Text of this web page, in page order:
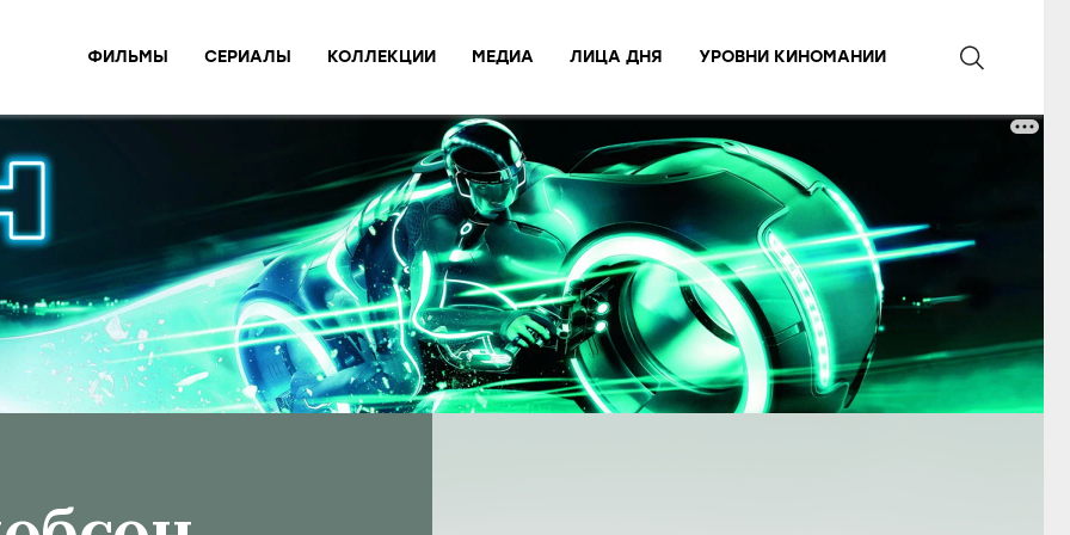
ФИЛЬМЫ СЕРИАЛЫ КОЛЛЕКЦИИ МЕДИА ЛИЦА ДНЯ УРОВНИ КИНОМАНИИ